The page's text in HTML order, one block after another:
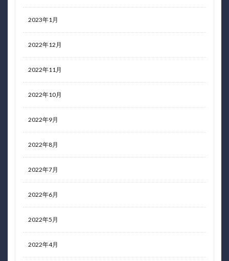
2023年1月
2022年12月
2022年11月
2022年10月
2022年9月
2022年8月
2022年7月
2022年6月
2022年5月
2022年4月